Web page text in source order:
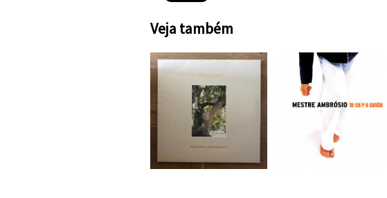
Veja também